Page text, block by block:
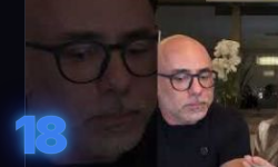
18